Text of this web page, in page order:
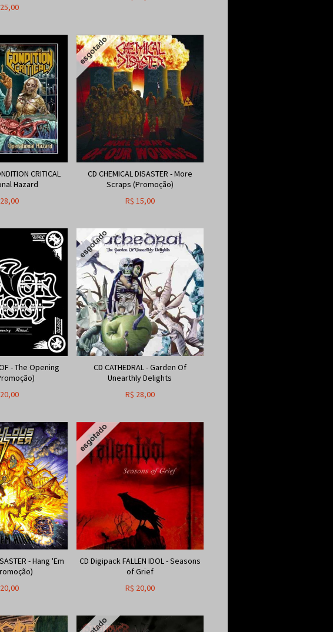
25,00
CRITICAL
Hazard
28,00
CD CHEMICAL DISASTER - More
Scraps (Promoção)
R$ 15,00
- The Opening
20,00
CD CATHEDRAL - Garden Of
Unearthly Delights
R$ 28,00
- Hang 'Em
20,00
CD Digipack FALLEN IDOL - Seasons
of Grief
R$ 20,00